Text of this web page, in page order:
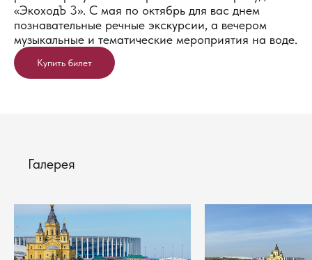
«ЭкоходЪ 3». С мая по октябрь для вас днем
познавательные речные экскурсии, а вечером
музыкальные и тематические мероприятия на воде.
Купить билет
Галерея